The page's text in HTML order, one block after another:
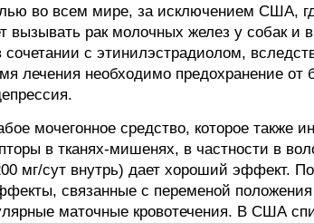
во всем мире, за исключением США,
вызывать рак молочных желез у собак и
с этинилэстрадиолом,
лечения необходимо предохранение
мочегонное средство, которое также
в тканях-мишенях, в частности в
мг/сут внутрь) дает хороший эффект.
связанные с переменой
маточные кровотечения. В США